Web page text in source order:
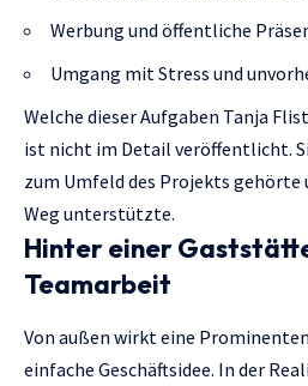
Werbung und öffentliche
Umgang mit Stress und
Welche dieser Aufgaben Tanja
ist nicht im Detail veröffentlicht.
zum Umfeld des Projekts gehörte
Weg unterstützte.
Hinter einer
Teamarbeit
Von außen wirkt eine
einfache Geschäftsidee. In der